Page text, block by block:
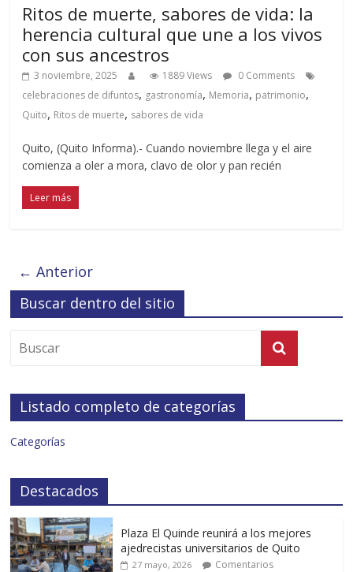
Ritos de muerte, sabores de vida: la
herencia cultural que une a los vivos
con sus ancestros
3 noviembre, 2025 1889 Views
0 Comments
celebraciones de difuntos, gastronomía, Memoria, patrimonio,
Quito, Ritos de muerte, sabores de vida
Quito, (Quito Informa).- Cuando noviembre llega y el aire
comienza a oler a mora, clavo de olor y pan recién
Leer más
← Anterior
Buscar dentro del sitio
Listado completo de categorías
Categorías
Destacados
Plaza El Quinde reunirá a los mejores
ajedrecistas universitarios de Quito
27 mayo, 2026
Comentarios